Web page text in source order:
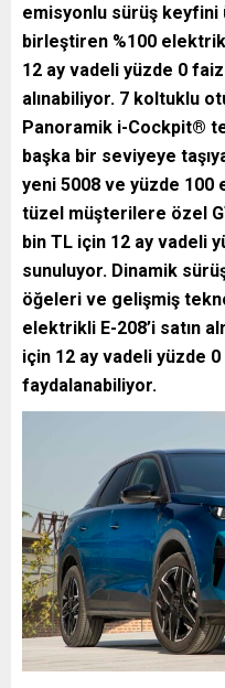
emisyonlu sürüş
birleştiren %100
12 ay vadeli yüzde 0
alınabiliyor. 7 koltuklu
Panoramik i-Cockpit®
başka bir seviyeye
yeni 5008 ve yüzde 100
tüzel müşterilere özel
bin TL için 12 ay vadeli
sunuluyor. Dinamik
öğeleri ve gelişmiş
elektrikli E-208’i satın
için 12 ay vadeli yüzde
faydalanabiliyor.